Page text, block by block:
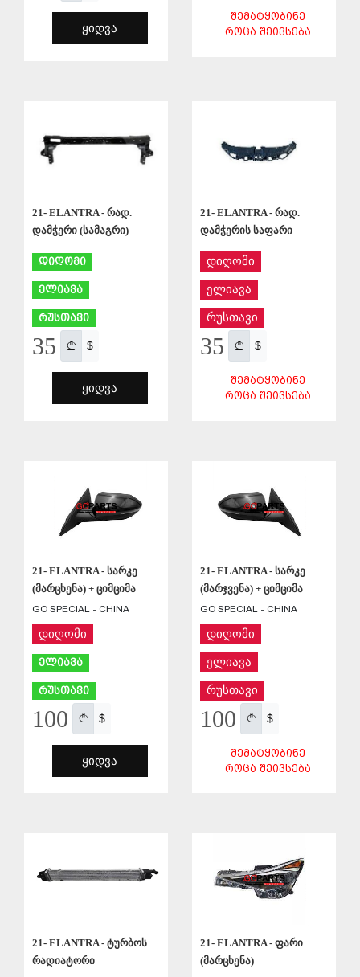
ᲧᲘᲓᲕᲐ
ᲨᲔᲛᲐᲢᲧᲝᲑᲘᲜᲔ
ᲠᲝᲪᲐ ᲨᲔᲘᲕᲡᲔᲑᲐ
21- ELANTRA - რად.
დამჭერი (სამაგრი)
დიღომი
ელიავა
რუსთავი
35 $
ᲧᲘᲓᲕᲐ
21- ELANTRA - რად.
დამჭერის საფარი
დიღომი
ელიავა
რუსთავი
35 $
ᲨᲔᲛᲐᲢᲧᲝᲑᲘᲜᲔ
ᲠᲝᲪᲐ ᲨᲔᲘᲕᲡᲔᲑᲐ
21- ELANTRA - სარკე
(მარცხენა) + ციმციმა
GO SPECIAL - CHINA
დიღომი
ელიავა
რუსთავი
100 $
ᲧᲘᲓᲕᲐ
21- ELANTRA - სარკე
(მარჯვენა) + ციმციმა
GO SPECIAL - CHINA
დიღომი
ელიავა
რუსთავი
100 $
ᲨᲔᲛᲐᲢᲧᲝᲑᲘᲜᲔ
ᲠᲝᲪᲐ ᲨᲔᲘᲕᲡᲔᲑᲐ
21- ELANTRA - ტურბოს
რადიატორი
21- ELANTRA - ფარი
(მარცხენა)